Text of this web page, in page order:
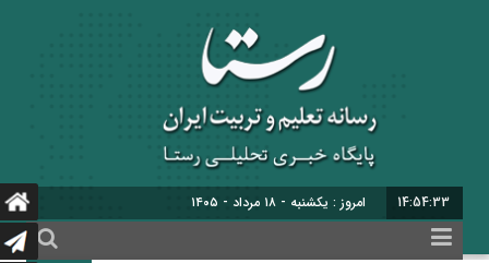
14:54:34 امروز : یکشنبه - ۱۸ مرداد - ۱۴۰۵